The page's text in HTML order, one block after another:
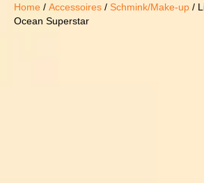
Home / Accessoires / Schmink/Make-up /
Ocean Superstar